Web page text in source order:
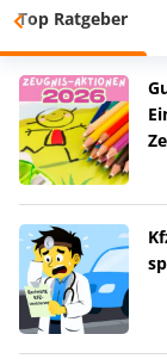
Top Ratgeber